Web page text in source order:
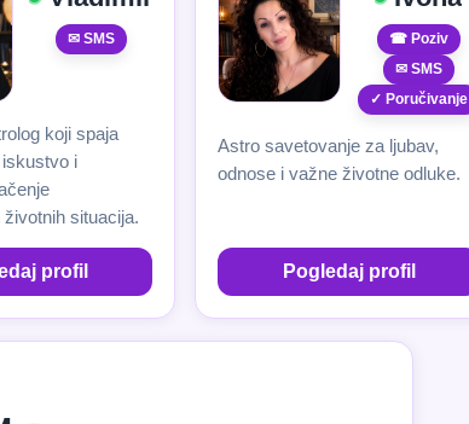
✉ SMS
koji spaja
i
situacija.
profil
☎ Poziv
✉ SMS
✓ Poručivanje
Astro savetovanje za ljubav,
odnose i važne životne odluke.
Pogledaj profil